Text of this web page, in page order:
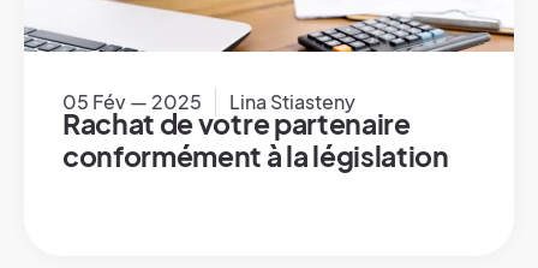
05 Fév — 2025 Lina Stiasteny
Rachat de votre partenaire
conformément à la législation